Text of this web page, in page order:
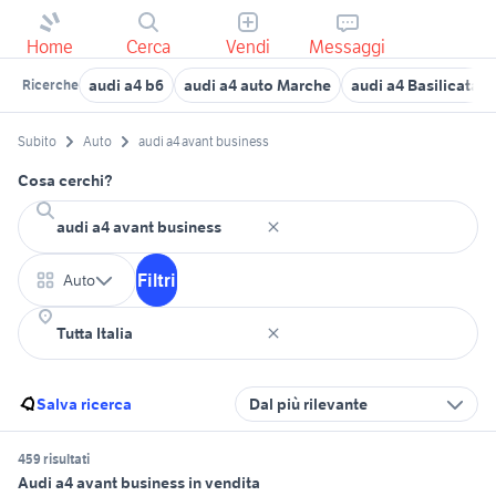
Home Cerca Vendi Messaggi
Ricerche audi a4 b6 audi a4 auto Marche audi a4 Basilicata
Subito Auto audi a4 avant business
Cosa cerchi?
Auto Filtri
Salva ricerca Dal più rilevante
459 risultati
Audi a4 avant business in vendita